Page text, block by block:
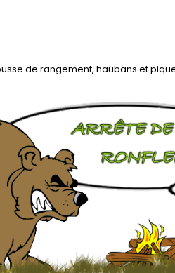
de rangement, haubans et